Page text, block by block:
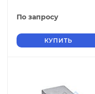
По запросу
КУПИТЬ